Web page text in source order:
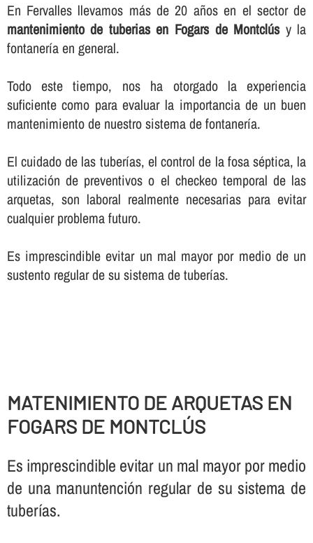
En Fervalles llevamos más de 20 años en el sector de
mantenimiento de tuberias en Fogars de Montclúsy la
fontanerí­a en general.
Todo este tiempo, nos ha otorgado la experiencia
suficiente como para evaluar la importancia de un buen
mantenimiento de nuestro sistema de fontanerí­a.
El cuidado de las tuberí­as, el control de la fosa séptica, la
utilización de preventivos o el checkeo temporal de las
arquetas, son laboral realmente necesarias para evitar
cualquier problema futuro.
Es imprescindible evitar un mal mayor por medio de un
sustento regular de su sistema de tuberí­as.
MATENIMIENTO DE ARQUETAS EN
FOGARS DE MONTCLÚS
Es imprescindible evitar un mal mayor por medio
de una manuntención regular de su sistema de
tuberí­as.